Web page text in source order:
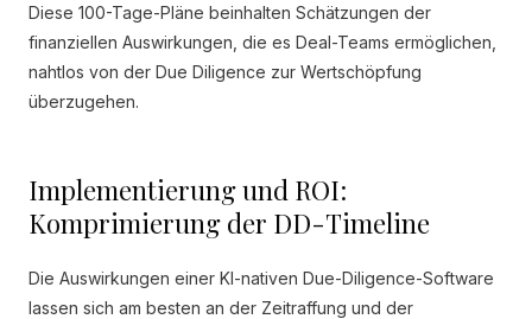
Diese 100-Tage-Pläne beinhalten Schätzungen der
finanziellen Auswirkungen, die es Deal-Teams ermöglichen,
nahtlos von der Due Diligence zur Wertschöpfung
überzugehen.
Implementierung und ROI:
Komprimierung der DD-Timeline
Die Auswirkungen einer KI-nativen Due-Diligence-Software
lassen sich am besten an der Zeitraffung und der